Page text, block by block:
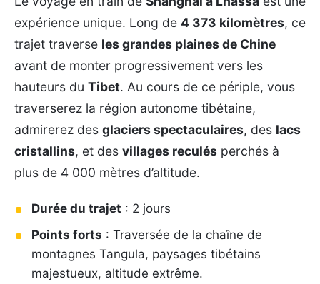
expérience unique. Long de 4 373 kilomètres, ce
trajet traverse les grandes plaines de Chine
avant de monter progressivement vers les
hauteurs du Tibet. Au cours de ce périple, vous
traverserez la région autonome tibétaine,
admirerez des glaciers spectaculaires, des lacs
cristallins, et des villages reculés perchés à
plus de 4 000 mètres d’altitude.
Durée du trajet : 2 jours
Points forts : Traversée de la chaîne de
montagnes Tangula, paysages tibétains
majestueux, altitude extrême.